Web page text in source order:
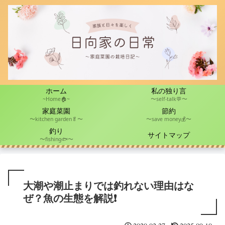
ホーム
~Home🏠~
私の独り言
〜self-talk💬〜
家庭菜園
〜kitchen garden🥬〜
節約
〜save money💰〜
釣り
〜fishing🐟〜 サイトマップ
大潮や潮止まりでは釣れない理由はな
ぜ？魚の生態を解説❗️